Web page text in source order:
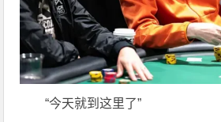
“今天就到这里了”